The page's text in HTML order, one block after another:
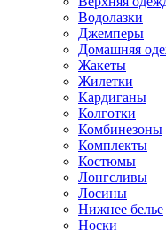
Водолазки
Джемперы
Домашняя
Жакеты
Жилетки
Кардиганы
Колготки
Комбинезоны
Комплекты
Костюмы
Лонгсливы
Лосины
Нижнее белье
Носки